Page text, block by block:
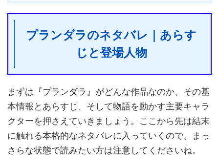
プランダラのネタバレ｜あらす
じと登場人物
まずは『プランダラ』がどんな作品なのか、その基
本情報とあらすじ、そして物語を動かす主要キャラ
クターを押さえていきましょう。ここから先は結末
に触れる本格的なネタバレに入っていくので、まっ
さらな状態で読みたい方は注意してくださいね。